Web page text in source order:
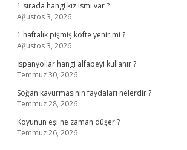
1 sırada hangi kız ismi var ?
Ağustos 3, 2026
1 haftalık pişmiş köfte yenir mi ?
Ağustos 3, 2026
İspanyollar hangi alfabeyi kullanır ?
Temmuz 30, 2026
Soğan kavurmasının faydaları nelerdir ?
Temmuz 28, 2026
Koyunun eşi ne zaman düşer ?
Temmuz 26, 2026